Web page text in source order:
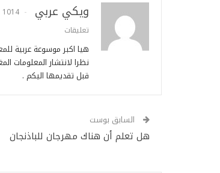
ويكي عربي 1014 المشاركات
تعليقات
هيا اكبر موسوعة عربية
نظرا لانتشار المعلومات
قبل تقديمها اليكم .
السابق بوست
هل تعلم أن هناك مهرجان للباذنجان